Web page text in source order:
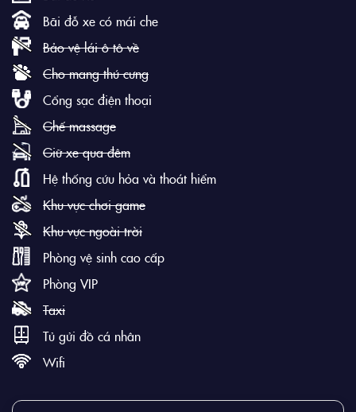
Bãi đỗ xe có mái che
Bảo vệ lái ô tô về
Cho mang thú cưng
Cổng sạc điện thoại
Ghế massage
Giữ xe qua đêm
Hệ thống cứu hỏa và thoát hiểm
Khu vực chơi game
Khu vực ngoài trời
Phòng vệ sinh cao cấp
Phòng VIP
Taxi
Tủ gửi đồ cá nhân
Wifi